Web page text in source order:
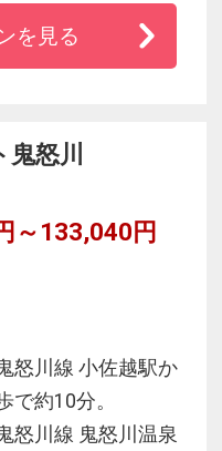
をご用意。清潔感
を見る
怒川
～133,040円
怒川線 小佐越駅か
で約10分。
怒川線 鬼怒川温泉